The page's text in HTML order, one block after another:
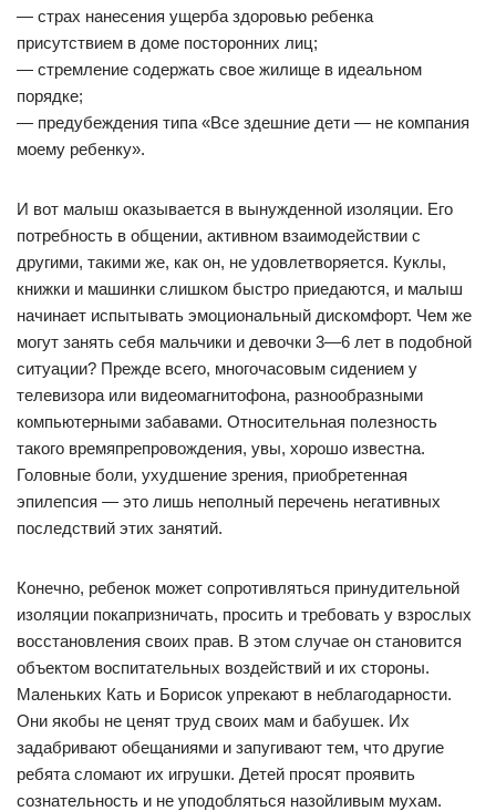
— страх нанесения ущерба здоровью ребенка
присутствием в доме посторонних лиц;
— стремление содержать свое жилище в идеальном
порядке;
— предубеждения типа «Все здешние дети — не компания
моему ребенку».
И вот малыш оказывается в вынужденной изоляции. Его
потребность в общении, активном взаимодействии с
другими, такими же, как он, не удовлетворяется. Куклы,
книжки и машинки слишком быстро приедаются, и малыш
начинает испытывать эмоциональный дискомфорт. Чем же
могут занять себя мальчики и девочки 3—6 лет в подобной
ситуации? Прежде всего, многочасовым сидением у
телевизора или видеомагнитофона, разнообразными
компьютерными забавами. Относительная полезность
такого времяпрепровождения, увы, хорошо известна.
Головные боли, ухудшение зрения, приобретенная
эпилепсия — это лишь неполный перечень негативных
последствий этих занятий.
Конечно, ребенок может сопротивляться принудительной
изоляции покапризничать, просить и требовать у взрослых
восстановления своих прав. В этом случае он становится
объектом воспитательных воздействий и их стороны.
Маленьких Кать и Борисок упрекают в неблагодарности.
Они якобы не ценят труд своих мам и бабушек. Их
задабривают обещаниями и запугивают тем, что другие
ребята сломают их игрушки. Детей просят проявить
сознательность и не уподобляться назойливым мухам.